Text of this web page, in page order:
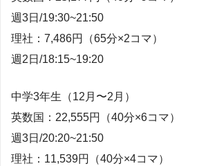
週3日/19:30~21:50
理社：7,486円（65分×2コマ）
週2日/18:15~19:20
中学3年生（12月〜2月）
英数国：22,555円（40分×6コマ）
週3日/20:20~21:50
理社：11,539円（40分×4コマ）